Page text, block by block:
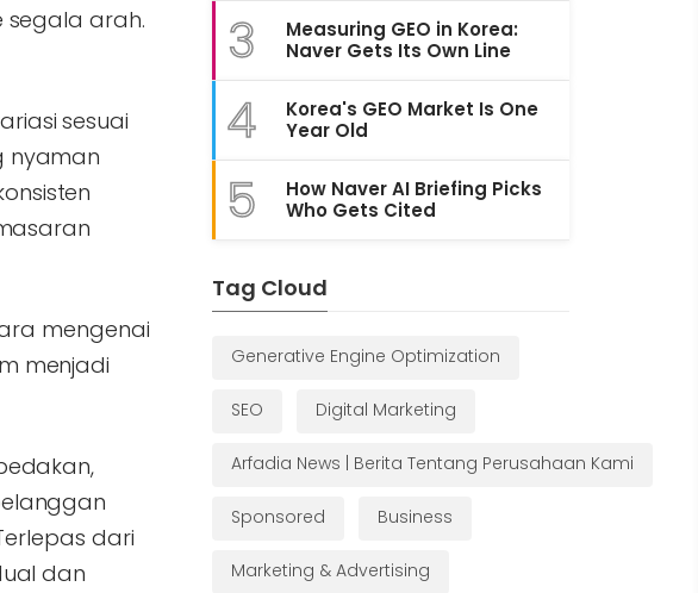
arah.
sesuai
nyaman
mengenai
menjadi
dari
dan
3
Measuring GEO in Korea:
Naver Gets Its Own Line
4
Korea's GEO Market Is One
Year Old
5
How Naver AI Briefing Picks
Who Gets Cited
Tag Cloud
Generative Engine Optimization
SEO Digital Marketing
Arfadia News | Berita Tentang Perusahaan Kami
Sponsored Business
Marketing & Advertising